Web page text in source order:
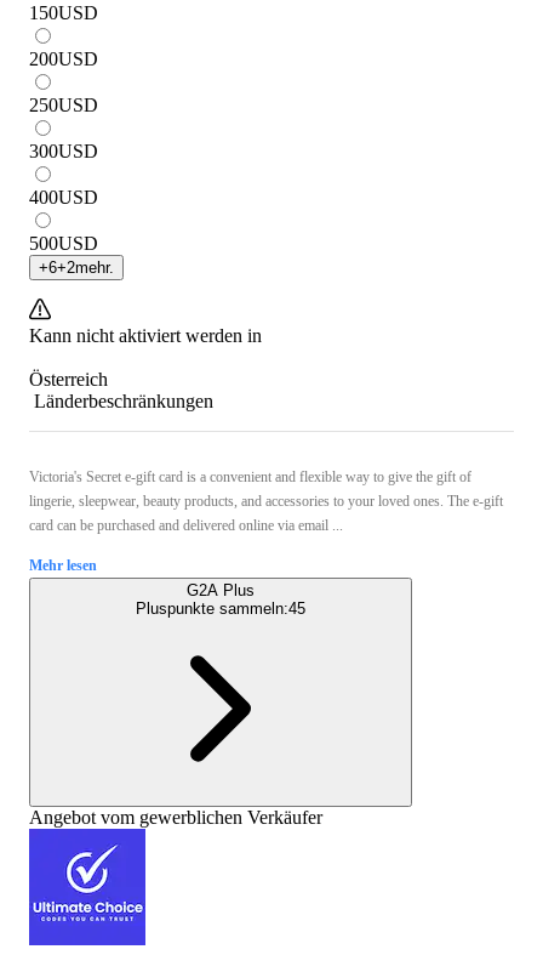
150USD
200USD
250USD
300USD
400USD
500USD
+6+2mehr.
Kann nicht aktiviert werden in
Österreich
Länderbeschränkungen
Victoria's Secret e-gift card is a convenient and flexible way to give the gift of
lingerie, sleepwear, beauty products, and accessories to your loved ones. The e-gift
card can be purchased and delivered online via email ...
Mehr lesen
G2A Plus
Pluspunkte sammeln:45
Angebot vom gewerblichen Verkäufer